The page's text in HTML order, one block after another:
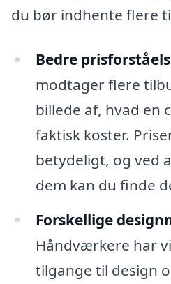
du bør indhente flere
Bedre
modtager flere
billede af, hvad en
faktisk koster.
betydeligt, og ved
dem kan du finde
Forskellige
Håndværkere har
tilgange til design